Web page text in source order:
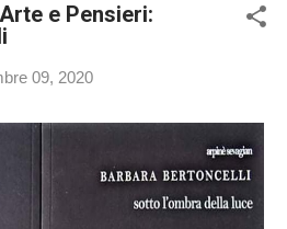
e Pensieri:
09, 2020